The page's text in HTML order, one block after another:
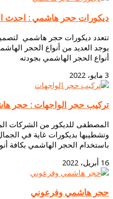
ديكورات حجر هاشمي : احدث
تتعدد ديكورات حجر هاشمي
يوجد العديد من أنواع الحجر
أنواع الحجر الهاشمي بجودته
3 مايو، 2022
تركيب حجر الواجهات : حجر
المصطفى للديكور من الشركات
وتشطيبها بديكورات غاية في
باستخدام الحجر الهاشمي بكافة
16 أبريل، 2022
حجر هاشمي وفرعوني